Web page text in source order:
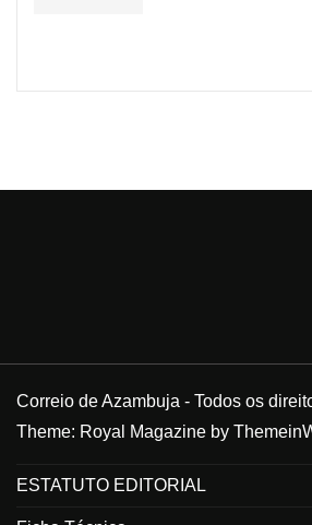
Correio de Azambuja - Todos os
Theme: Royal Magazine by
ESTATUTO EDITORIAL